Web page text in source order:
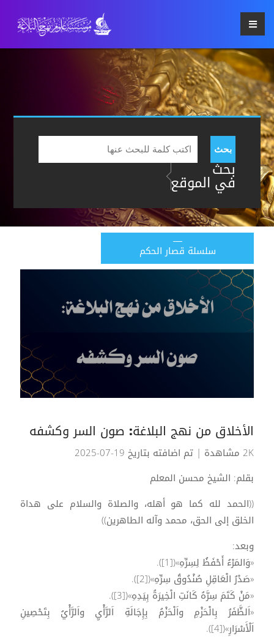
بحث
بحث
في الموقع
سلسلة قصار الحكم
الأخلاق من نهج البلاغة: صون السر وكشفه
2K مشاهدة
| تم اضافته بتاريخ 19-07-2025
بقلم: الشيخ محسن المعلم
((الحمد لله كما هو أهله، والصلاة والسلام على هداة
الخلق إلى الحق، محمد وآله الطاهرين))
وبعد:
«وَالمَرْءُ أَحْفَظُ لِسِرِّهِ»([1]).
«صَدْرُ الْعَاقِلِ صُنْدُوقُ سِرِّهِ»([2]).
«مَنْ كَتَمَ سِرَّهُ كَانَتِ الْخِيرَةُ بِيَدِهِ»([3]).
«اَلظَّفَرُ بِالْحَزْمِ واَلْحَزْمُ بِإِجَالَةِ اَلرَّأْيِ واَلرَّأْيُ بِتَحْصِينِ
اَلْأَسْرَارِ»([4]).